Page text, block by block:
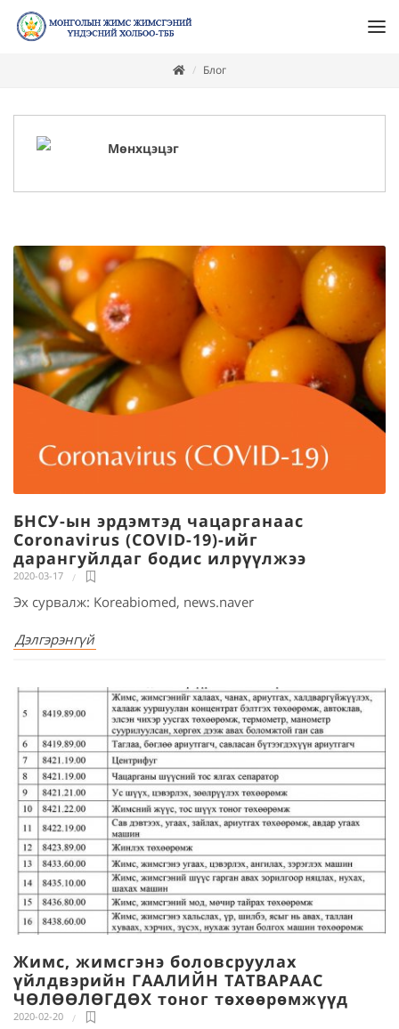
Блог
Мөнхцэцэг
БНСУ-ын эрдэмтэд чацарганаас
Coronavirus (COVID-19)-ийг
дарангуйлдаг бодис илрүүлжээ
2020-03-17
Эх сурвалж: Koreabiomed, news.naver
Дэлгэрэнгүй
Жимс, жимсгэнэ боловсруулах
үйлдвэрийн ГААЛИЙН ТАТВАРААС
ЧӨЛӨӨЛӨГДӨХ тоног төхөөрөмжүүд
2020-02-20